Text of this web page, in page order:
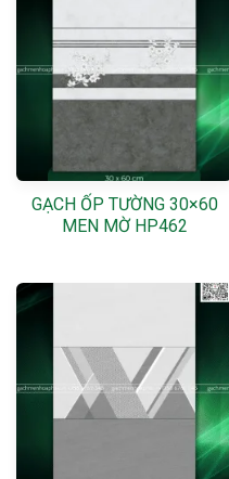
GẠCH ỐP TƯỜNG 30×60
MEN MỜ HP462